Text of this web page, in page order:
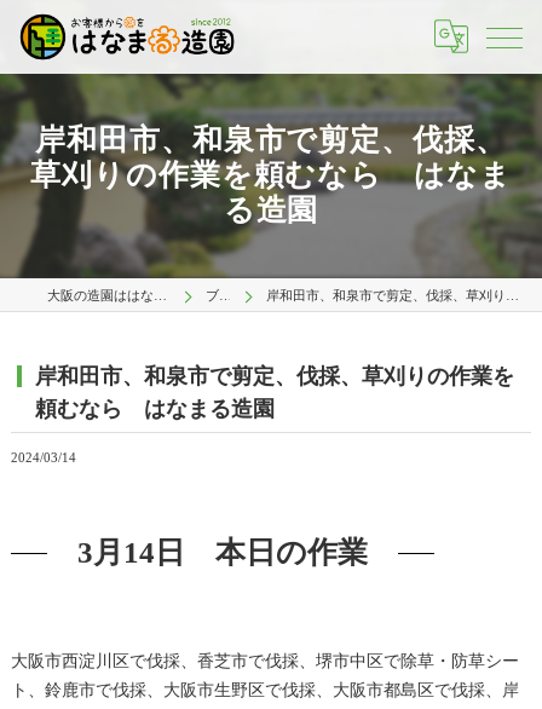
岸和田市、和泉市で剪定、伐採、
草刈りの作業を頼むなら はなま
る造園
ブログ 岸和田市、和泉市で剪定、伐採、草刈りの作業を頼むなら はなまる造園
岸和田市、和泉市で剪定、伐採、草刈りの作業を
頼むなら はなまる造園
2024/03/14
3月14日 本日の作業
大阪市西淀川区で伐採、香芝市で伐採、堺市中区で除草・防草シー
ト、鈴鹿市で伐採、大阪市生野区で伐採、大阪市都島区で伐採、岸